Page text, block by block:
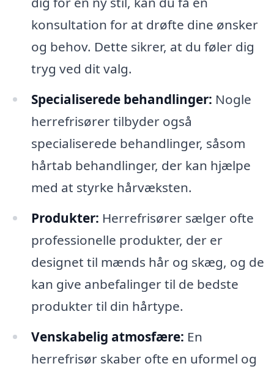
konsultation for at drøfte dine ønsker
og behov. Dette sikrer, at du føler dig
tryg ved dit valg.
Specialiserede behandlinger: Nogle
herrefrisører tilbyder også
specialiserede behandlinger, såsom
hårtab behandlinger, der kan hjælpe
med at styrke hårvæksten.
Produkter: Herrefrisører sælger ofte
professionelle produkter, der er
designet til mænds hår og skæg, og de
kan give anbefalinger til de bedste
produkter til din hårtype.
Venskabelig atmosfære: En
herrefrisør skaber ofte en uformel og